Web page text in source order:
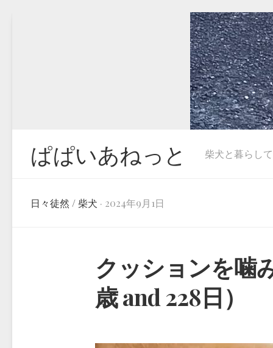
ぱぱいあねっと 柴犬と暮らし
日々徒然 / 柴犬 · 2024年9月1日
クッションを噛
歳 and 228日）